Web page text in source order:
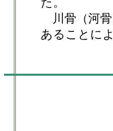
川骨（河骨
あることによ